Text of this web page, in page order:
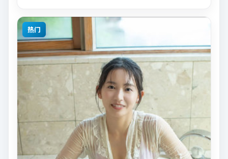
热门